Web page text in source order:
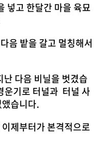
넣고 한달간 마을 육묘
음 밭을 갈고 멀칭해서
다음 비닐을 벗겼습
운기로 터널과 터널 사
습니다.
제부터가 본격적으로